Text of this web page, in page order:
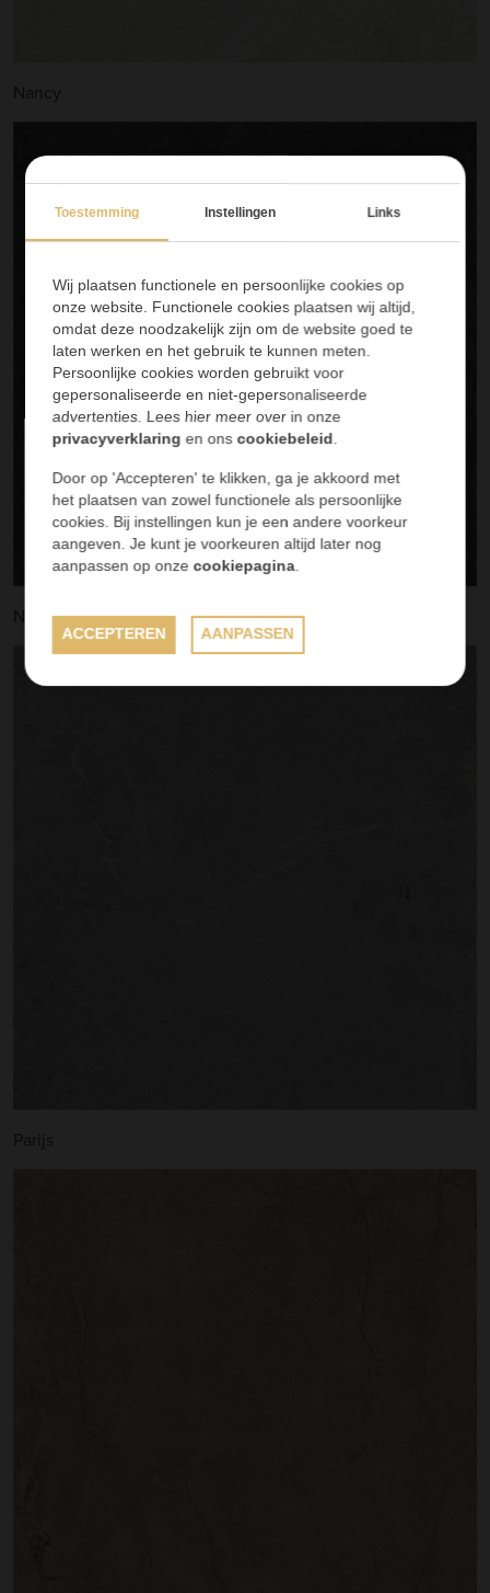
Nancy
Nantes
Parijs
Toestemming Instellingen Links
Wij plaatsen functionele en persoonlijke cookies op
onze website. Functionele cookies plaatsen wij altijd,
omdat deze noodzakelijk zijn om de website goed te
laten werken en het gebruik te kunnen meten.
Persoonlijke cookies worden gebruikt voor
gepersonaliseerde en niet-gepersonaliseerde
advertenties. Lees hier meer over in onze
privacyverklaring en onscookiebeleid
Door op 'Accepteren' te klikken, ga je akkoord met
het plaatsen van zowel functionele als persoonlijke
cookies. Bij instellingen kun je een andere voorkeur
aangeven. Je kunt je voorkeuren altijd later nog
aanpassen op onzecookiepagina.
ACCEPTEREN AANPASSEN